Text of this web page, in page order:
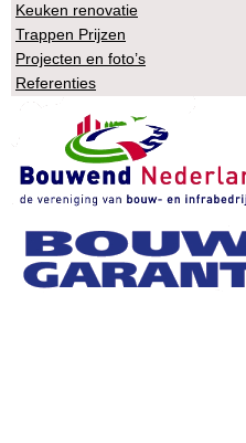
Keuken renovatie
Trappen Prijzen
Projecten en foto’s
Referenties